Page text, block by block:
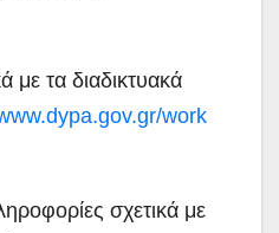
με τα διαδικτυακά
work
σχετικά με